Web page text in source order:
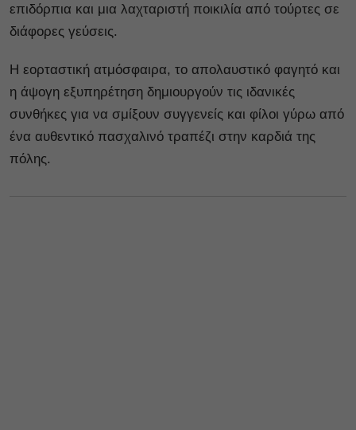
επιδόρπια και μια λαχταριστή ποικιλία από τούρτες σε
διάφορες γεύσεις.
Η εορταστική ατμόσφαιρα, το απολαυστικό φαγητό και
η άψογη εξυπηρέτηση δημιουργούν τις ιδανικές
συνθήκες για να σμίξουν συγγενείς και φίλοι γύρω από
ένα αυθεντικό πασχαλινό τραπέζι στην καρδιά της
πόλης.